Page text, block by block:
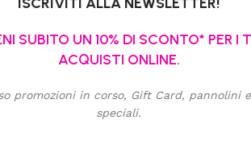
SUBITO UN 10% DI SCONTO* PER I
ACQUISTI ONLINE.
promozioni in corso, Gift Card, pannolini
speciali.